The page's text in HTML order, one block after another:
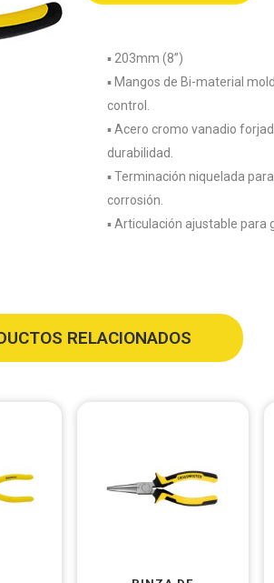
▪️ 203mm (8”)
▪️ Mangos de Bi-material
control.
▪️ Acero cromo vanadio
durabilidad.
▪️ Terminación niquelada
corrosión.
▪️ Articulación ajustable para
RELACIONADOS